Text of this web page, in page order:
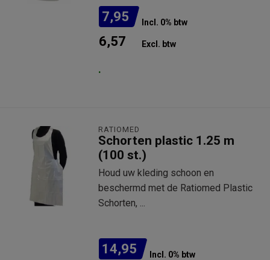
7,95 Incl. 0% btw
6,57 Excl. btw
.
RATIOMED
Schorten plastic 1.25 m
(100 st.)
Houd uw kleding schoon en
beschermd met de Ratiomed Plastic
Schorten, ...
14,95 Incl. 0% btw